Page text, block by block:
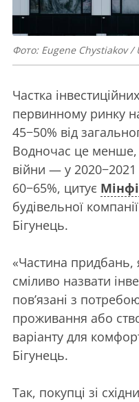
Фото: Eugene Chystiakov /
Частка
первинному ринку
45−50% від
Водночас це
війни — у
60−65%, цитує
будівельної
Бігунець.
«Частина придбань,
сміливо назвати
пов’язані з
проживання або
варіанту для
Бігунець.
Так, покупці зі